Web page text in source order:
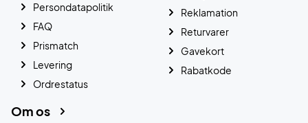
Persondatapolitik
FAQ
Prismatch
Levering
Ordrestatus
Reklamation
Returvarer
Gavekort
Rabatkode
Om os